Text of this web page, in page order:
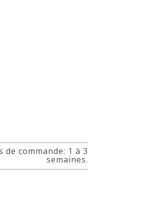
de commande: 1 à 3
semaines.